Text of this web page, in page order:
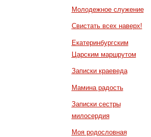
Молодежное служение
Свистать всех наверх!
Екатеринбургским
Царским маршрутом
Записки краеведа
Мамина радость
Записки сестры
милосердия
Моя родословная